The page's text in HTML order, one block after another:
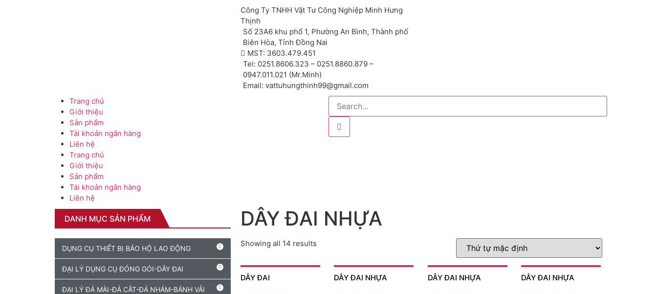
Công Ty TNHH Vật Tư Công Nghiệp Minh Hưng
Thịnh
Số 23A6 khu phố 1, Phường An Bình, Thành phố
Biên Hòa, Tỉnh Đồng Nai
MST: 3603.479.451
Tel: 0251.8606.323 – 0251.8860.879 –
0947.011.021 (Mr.Minh)
Email: vattuhungthinh99@gmail.com
Trang chủ
Giới thiệu
Sản phẩm
Tài khoản ngân hàng
Liên hệ
Trang chủ
Giới thiệu
Sản phẩm
Tài khoản ngân hàng
Liên hệ
DANH MỤC SẢN PHẨM
DỤNG CỤ THIẾT BỊ BẢO HỘ LAO ĐỘNG
ĐẠI LÝ DỤNG CỤ ĐÓNG GÓI-DÂY ĐAI
ĐẠI LÝ ĐÁ MÀI-ĐÁ CẮT-ĐÁ NHÁM-BÁNH VẢI
DÂY ĐAI NHỰA
Showing all 14 results
DÂY ĐAI DÂY ĐAI NHỰA DÂY ĐAI NHỰA DÂY ĐAI NHỰA